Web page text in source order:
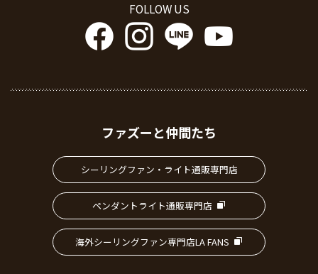
FOLLOW US
ファズーと仲間たち
シーリングファン・ライト通販専門店
ペンダントライト通販専門店
海外シーリングファン専門店LA FANS